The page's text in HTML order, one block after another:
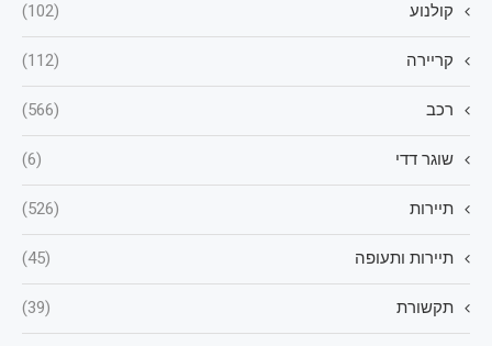
קולנוע (102)
קריירה (112)
רכב (566)
שוגר דדי (6)
תיירות (526)
תיירות ותעופה (45)
תקשורת (39)